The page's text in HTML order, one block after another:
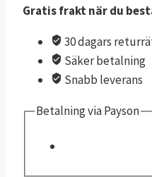
Gratis frakt när du
30 dagars
Säker betalning
Snabb leverans
Betalning via Payson